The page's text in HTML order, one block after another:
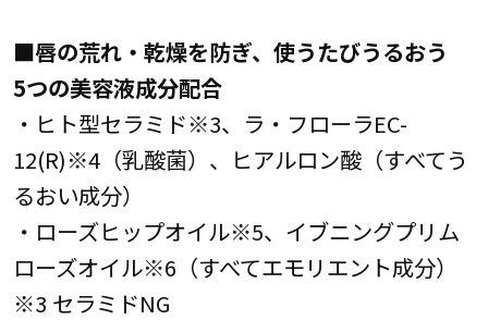
■唇の荒れ・乾燥を防ぎ、使うたびうるおう
5つの美容液成分配合
・ヒト型セラミド※3、ラ・フローラEC-
12(R)※4（乳酸菌）、ヒアルロン酸（すべてう
るおい成分）
・ローズヒップオイル※5、イブニングプリム
ローズオイル※6（すべてエモリエント成分）
※3 セラミドNG